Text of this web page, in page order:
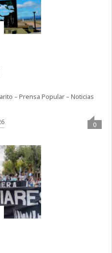
– Prensa Popular – Noticias
0